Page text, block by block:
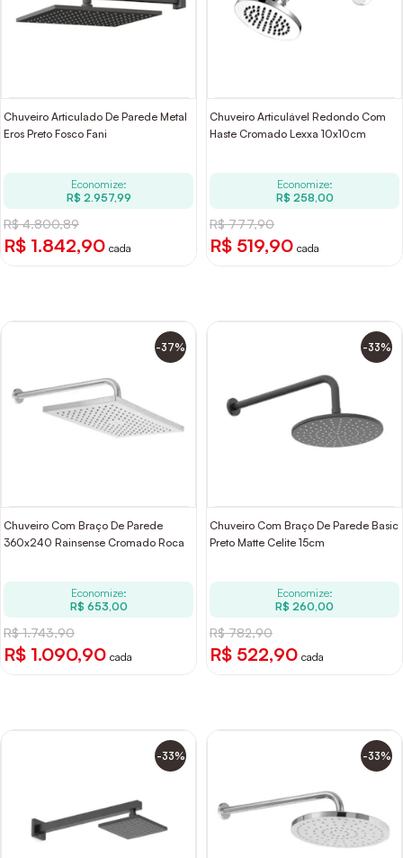
Chuveiro Articulado De Parede Metal
Eros Preto Fosco Fani
Economize:
R$ 2.957,99
R$ 4.800,89
R$ 1.842,90 cada
Chuveiro Articulável Redondo Com
Haste Cromado Lexxa 10x10cm
Economize:
R$ 258,00
R$ 777,90
R$ 519,90 cada
-37%
Chuveiro Com Braço De Parede
360x240 Rainsense Cromado Roca
Economize:
R$ 653,00
R$ 1.743,90
R$ 1.090,90 cada
-33%
Chuveiro Com Braço De Parede Basic
Preto Matte Celite 15cm
Economize:
R$ 260,00
R$ 782,90
R$ 522,90 cada
-33% -33%